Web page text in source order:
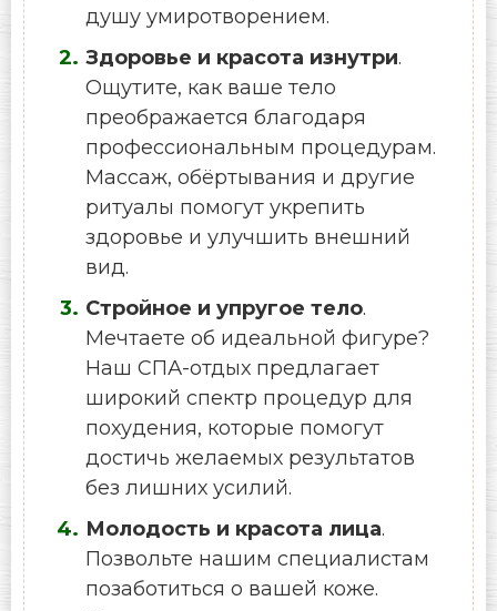
душу умиротворением.
Здоровье и красота изнутри.
Ощутите, как ваше тело
преображается благодаря
профессиональным процедурам.
Массаж, обёртывания и другие
ритуалы помогут укрепить
здоровье и улучшить внешний
вид.
Стройное и упругое тело.
Мечтаете об идеальной фигуре?
Наш СПА-отдых предлагает
широкий спектр процедур для
похудения, которые помогут
достичь желаемых результатов
без лишних усилий.
Молодость и красота лица.
Позвольте нашим специалистам
позаботиться о вашей коже.